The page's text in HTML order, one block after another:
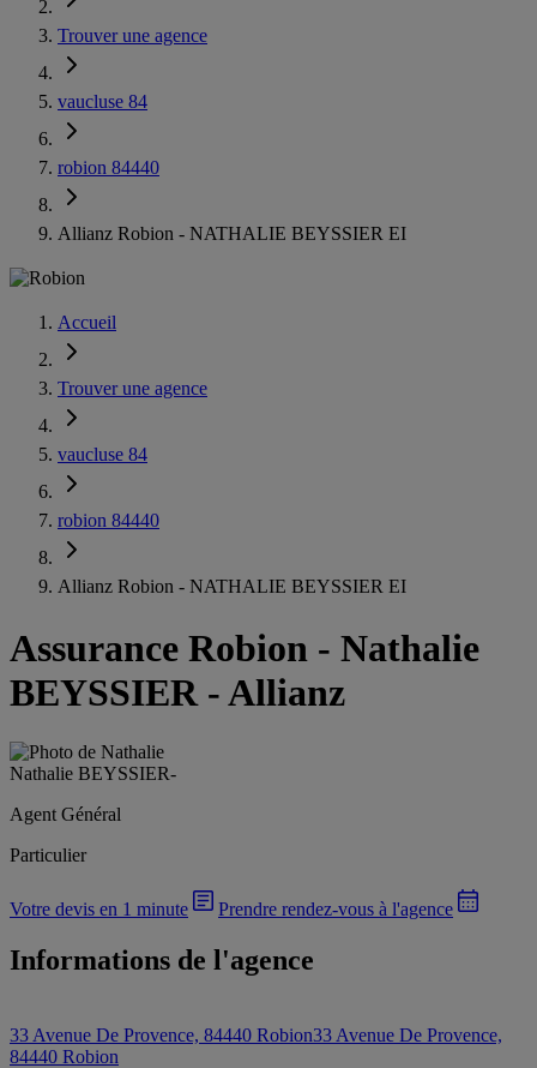
Trouver une agence
vaucluse 84
robion 84440
Allianz Robion - NATHALIE BEYSSIER EI
Accueil
Trouver une agence
vaucluse 84
robion 84440
Allianz Robion - NATHALIE BEYSSIER EI
Assurance Robion - Nathalie
BEYSSIER - Allianz
Nathalie BEYSSIER-
Agent Général
Particulier
Votre devis en 1 minute Prendre rendez-vous à l'agence
Informations de l'agence
33 Avenue De Provence, 84440 Robion33 Avenue De Provence,
84440 Robion